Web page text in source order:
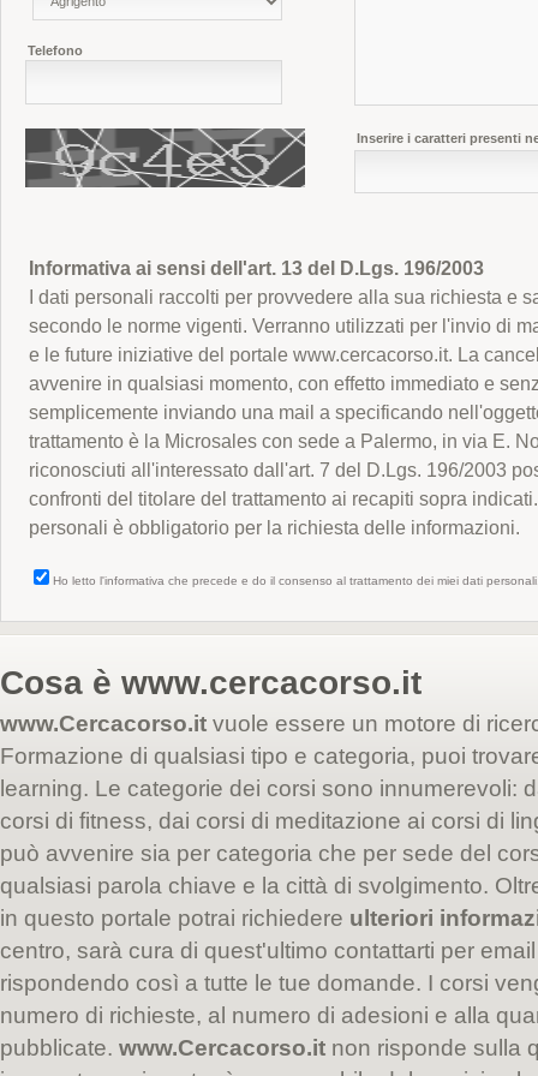
Telefono
Inserire i caratteri presenti
Informativa ai sensi dell'art. 13 del D.Lgs. 196/2003
I dati personali raccolti per provvedere alla sua richiesta e
secondo le norme vigenti. Verranno utilizzati per l'invio di
e le future iniziative del portale www.cercacorso.it. La
avvenire in qualsiasi momento, con effetto immediato e
semplicemente inviando una mail a specificando
trattamento è la Microsales con sede a Palermo, in via E.
riconosciuti all'interessato dall'art. 7 del D.Lgs. 196/2003
confronti del titolare del trattamento ai recapiti sopra
personali è obbligatorio per la richiesta delle informazioni.
Ho letto l'informativa che precede e do il consenso al trattamento dei miei dati
Cosa è www.cercacorso.it
www.Cercacorso.it vuole essere un motore di
Formazione di qualsiasi tipo e categoria, puoi
learning. Le categorie dei corsi sono innumerevoli:
corsi di fitness, dai corsi di meditazione ai corsi di
può avvenire sia per categoria che per sede del
qualsiasi parola chiave e la città di svolgimento.
in questo portale potrai richiedere ulteriori
centro, sarà cura di quest'ultimo contattarti per
rispondendo così a tutte le tue domande. I corsi
numero di richieste, al numero di adesioni e alla
pubblicate. www.Cercacorso.it non risponde sulla